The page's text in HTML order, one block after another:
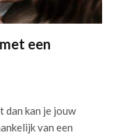
een
dan kan je jouw
van een